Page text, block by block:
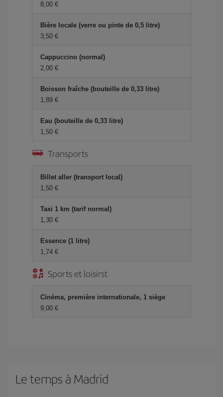
8,00 €
Bière locale (verre ou pinte de 0,5 litre)
3,50 €
Cappuccino (normal)
2,00 €
Boisson fraîche (bouteille de 0,33 litre)
1,89 €
Eau (bouteille de 0,33 litre)
1,50 €
Transports
Billet aller (transport local)
1,50 €
Taxi 1 km (tarif normal)
1,30 €
Essence (1 litre)
1,74 €
Sports et loisirst
Cinéma, première internationale, 1 siège
9,00 €
Le temps à Madrid